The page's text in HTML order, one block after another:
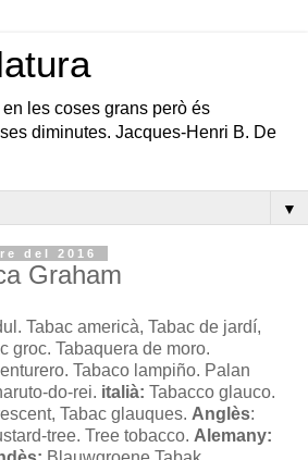
les coses grans però és
diminutes. Jacques-Henri B. De
▼
del 2016
Graham
Tabac americà, Tabac de jardí,
groc. Tabaquera de moro.
Tabaco lampiño. Palan
do-rei. italià: Tabacco glauco.
Tabac glauques. Anglès:
tree. Tree tobacco. Alemany: